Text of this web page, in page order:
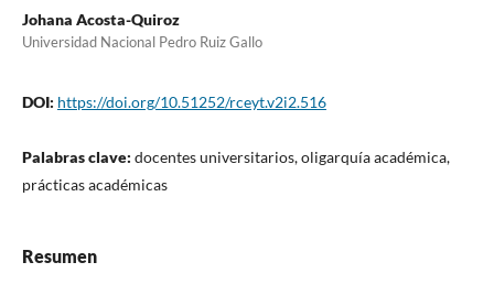
Johana Acosta-Quiroz
Universidad Nacional Pedro Ruiz Gallo
DOI: https://doi.org/10.51252/rceyt.v2i2.516
Palabras clave: docentes universitarios, oligarquía académica,
prácticas académicas
Resumen